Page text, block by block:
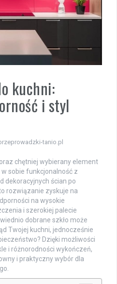
kuchni:
i styl
tanio.pl
chętniej wybierany element
sobie funkcjonalność z
dekoracyjnych ścian po
rozwiązanie zyskuje na
na wysokie
i szerokiej palecie
dobrane szkło może
Twojej kuchni, jednocześnie
Dzięki możliwości
i różnorodności wykończeń,
i praktyczny wybór dla